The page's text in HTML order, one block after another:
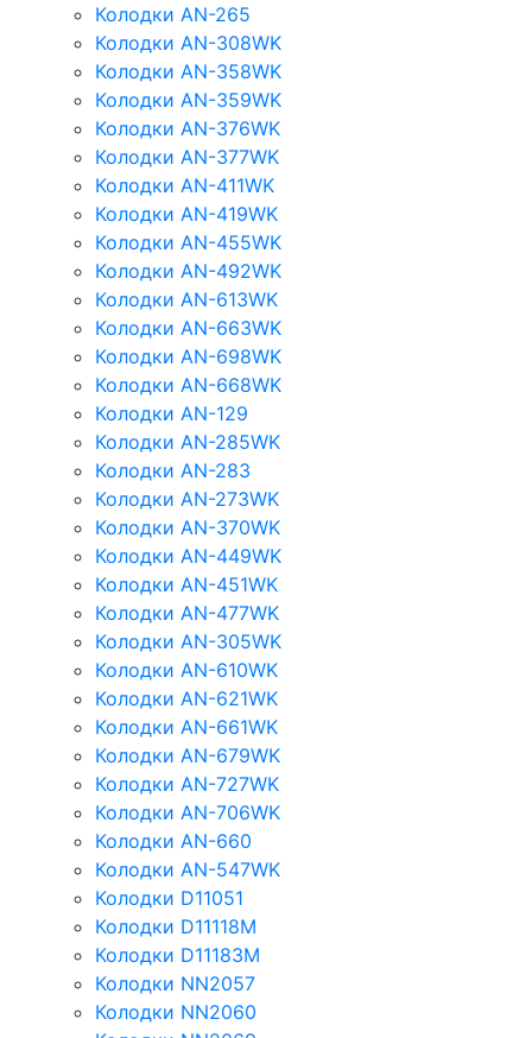
Колодки AN-265
Колодки AN-308WK
Колодки AN-358WK
Колодки AN-359WK
Колодки AN-376WK
Колодки AN-377WK
Колодки AN-411WK
Колодки AN-419WK
Колодки AN-455WK
Колодки AN-492WK
Колодки AN-613WK
Колодки AN-663WK
Колодки AN-698WK
Колодки AN-668WK
Колодки AN-129
Колодки AN-285WK
Колодки AN-283
Колодки AN-273WK
Колодки AN-370WK
Колодки AN-449WK
Колодки AN-451WK
Колодки AN-477WK
Колодки AN-305WK
Колодки AN-610WK
Колодки AN-621WK
Колодки AN-661WK
Колодки AN-679WK
Колодки AN-727WK
Колодки AN-706WK
Колодки AN-660
Колодки AN-547WK
Колодки D11051
Колодки D11118M
Колодки D11183M
Колодки NN2057
Колодки NN2060